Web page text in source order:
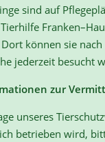
sind auf
können sie nach
jederzeit besucht
zur
unseres
betrieben wird,